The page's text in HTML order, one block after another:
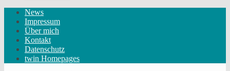
News
Impressum
Über mich
Kontakt
Datenschutz
twin Homepages